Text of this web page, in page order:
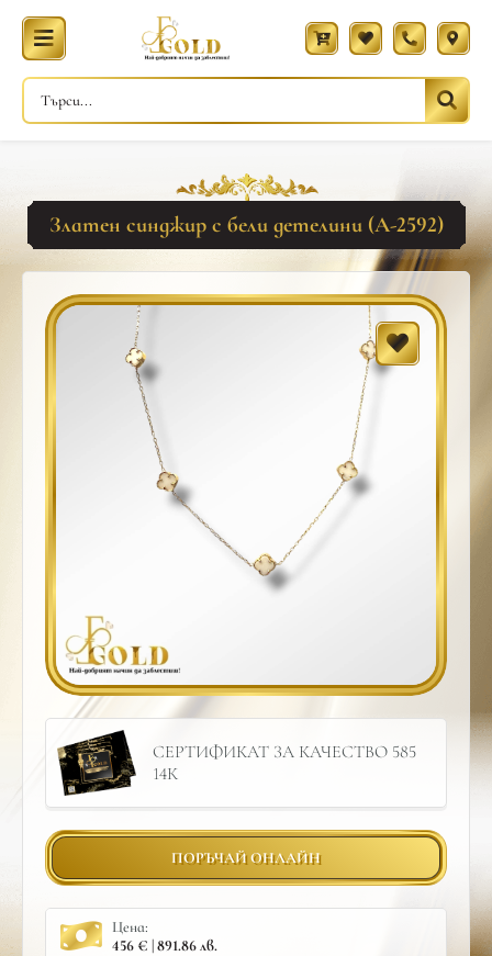
Златен синджир с бели детелини (A-2592)
СЕРТИФИКАТ ЗА КАЧЕСТВО 585
14К
ПОРЪЧАЙ ОНЛАЙН
Цена:
456 € | 891.86 лв.